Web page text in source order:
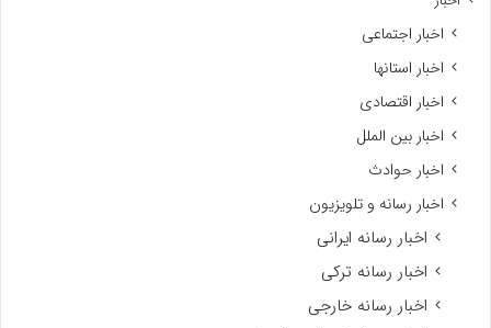
اخبار اجتماعی
اخبار استانها
اخبار اقتصادی
اخبار بین الملل
اخبار حوادث
اخبار رسانه و تلویزیون
اخبار رسانه ایرانی
اخبار رسانه ترکی
اخبار رسانه خارجی